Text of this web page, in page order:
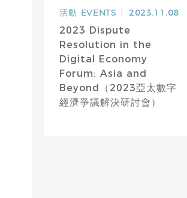
活動 EVENTS 2023.11.08
2023 Dispute
Resolution in the
Digital Economy
Forum: Asia and
Beyond（2023亞太數字
經濟爭議解決研討會）